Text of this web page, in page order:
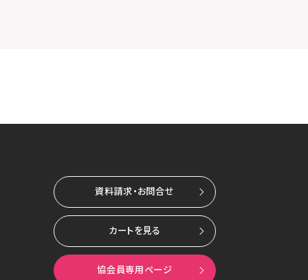
資料請求・お問合せ
カートを見る
協会員専用ページ